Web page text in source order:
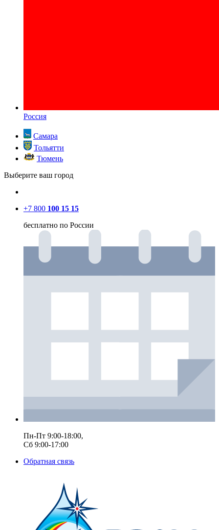
Россия
Самара
Тольятти
Тюмень
Выберите ваш город
+7 800 100 15 15
бесплатно по России
Пн-Пт 9:00-18:00,
Сб 9:00-17:00
Обратная связь